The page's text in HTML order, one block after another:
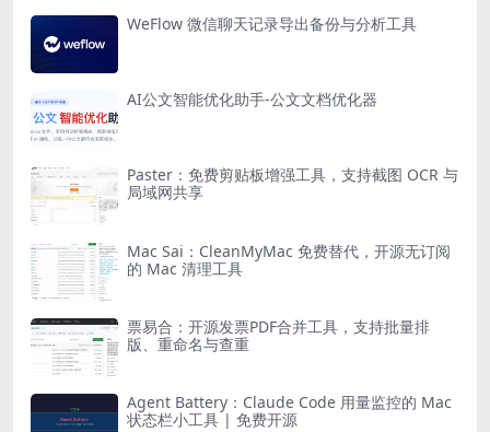
WeFlow 微信聊天记录导出备份与分析工具
AI公文智能优化助手-公文文档优化器
Paster：免费剪贴板增强工具，支持截图 OCR 与
局域网共享
Mac Sai：CleanMyMac 免费替代，开源无订阅
的 Mac 清理工具
票易合：开源发票PDF合并工具，支持批量排
版、重命名与查重
Agent Battery：Claude Code 用量监控的 Mac
状态栏小工具 | 免费开源